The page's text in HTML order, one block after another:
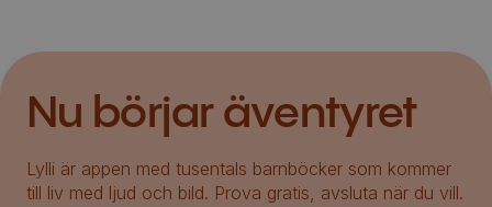
Nu börjar äventyret
Lylli är appen med tusentals barnböcker som kommer
till liv med ljud och bild. Prova gratis, avsluta när du vill.